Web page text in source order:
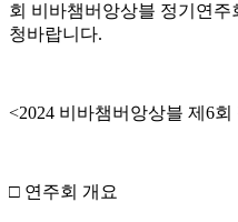
회 비바챔버앙상블 정기연
청바랍니다.
<2024 비바챔버앙상블 제6
□ 연주회 개요